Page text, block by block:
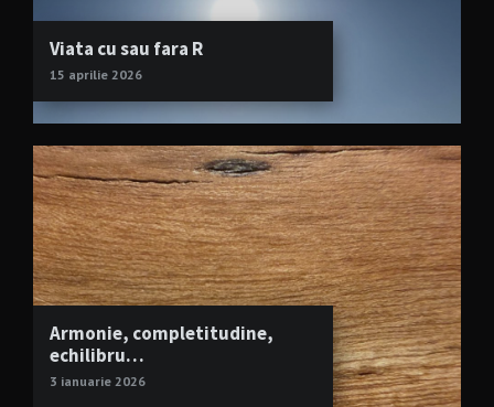
Viata cu sau fara R
15 aprilie 2026
Armonie, completitudine,
echilibru…
3 ianuarie 2026